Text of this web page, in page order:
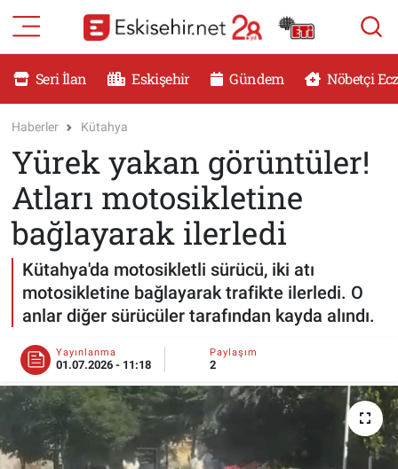
Seri İlan Eskişehir Gündem Nöbetçi
Haberler Kütahya
Yürek yakan görüntüler!
Atları motosikletine
bağlayarak ilerledi
Kütahya'da motosikletli sürücü, iki atı
motosikletine bağlayarak trafikte ilerledi. O
anlar diğer sürücüler tarafından kayda alındı.
Yayınlanma
01.07.2026 - 11:18
Paylaşım
2
RESMİ İLANLAR
DÜNYA
SAĞLIK
MAGAZİN
KADIN
YEMEK
ESKİŞEHİR NÖBETÇİ ECZANELER
Eskişehir Nöbetçi Eczaneler
Eskişehir Namaz Vakitleri
Eskişehir Trafik Yoğunluk Haritası
Süper Lig Puan Durumu ve Fikstür
Tüm Manşetler
Haber Arşivi